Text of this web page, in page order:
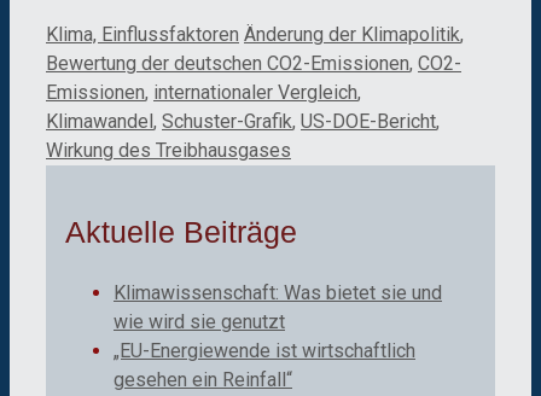
Kategorien
Klima, Einflussfaktoren Schlagwörter
Änderung der Klimapolitik,
Bewertung der deutschen CO2-Emissionen, CO2-
Emissionen, internationaler Vergleich,
Klimawandel, Schuster-Grafik, US-DOE-Bericht,
Wirkung des Treibhausgases
Aktuelle Beiträge
Klimawissenschaft: Was bietet sie und
wie wird sie genutzt
„EU-Energiewende ist wirtschaftlich
gesehen ein Reinfall“